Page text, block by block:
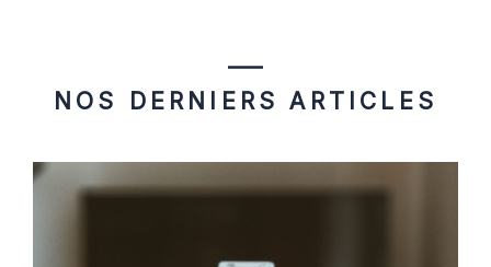
NOS DERNIERS ARTICLES